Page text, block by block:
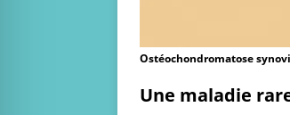
Ostéochondromatose
Une maladie